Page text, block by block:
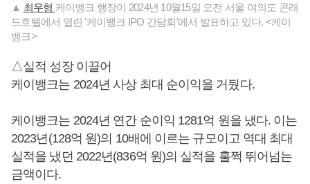
▲ 최우형 케이뱅크 행장이 2024년 10월15일 오전 서울 여의도 콘래
드호텔에서 열린 '케이뱅크 IPO 간담회'에서 발표하고 있다. <케이
뱅크>
△실적 성장 이끌어
케이뱅크는 2024년 사상 최대 순이익을 거뒀다.
케이뱅크는 2024년 연간 순이익 1281억 원을 냈다. 이는
2023년(128억 원)의 10배에 이르는 규모이고 역대 최대
실적을 냈던 2022년(836억 원)의 실적을 훌쩍 뛰어넘는
금액이다.